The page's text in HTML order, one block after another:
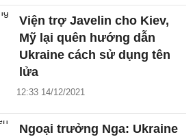
Viện trợ Javelin cho Kiev,
Mỹ lại quên hướng dẫn
Ukraine cách sử dụng tên
lửa
12:33 14/12/2021
Ngoại trưởng Nga: Ukraine